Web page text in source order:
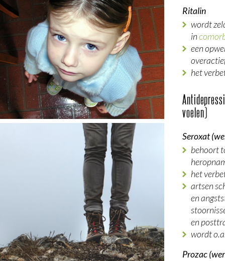
Ritalin
wordt
in
een
het
voelen)
Seroxat
behoort
het
artsen
en
en
wordt
Prozac